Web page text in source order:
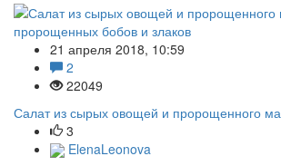
пророщенных бобов и злаков
21 апреля 2018, 10:59
2
22049
Салат из сырых овощей и пророщенного
3
ElenaLeonova